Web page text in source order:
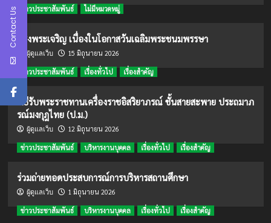
ข่าวประชาสัมพันธ์ ไม่มีหมวดหมู่
ทรงพระเจริญ เนื่องในโอกาสวันเฉลิมพระชนมพรรษา
ผู้ดูแลเว็บ 15 มิถุนายน 2026
ข่าวประชาสัมพันธ์ เรื่องทั่วไป เรื่องสำคัญ
พิธีรับพระราชทานเครื่องราชอิสริยาภรณ์ ชั้นสายสะพาย ประถมาภ
รณ์มงกุฎไทย (ป.ม.)
ผู้ดูแลเว็บ 12 มิถุนายน 2026
ข่าวประชาสัมพันธ์ บริหารงานบุคคล เรื่องทั่วไป เรื่องสำคัญ
ร่วมถ่ายทอดประสบการณ์การบริหารสถานศึกษา
ผู้ดูแลเว็บ 1 มิถุนายน 2026
ข่าวประชาสัมพันธ์ บริหารงานบุคคล เรื่องทั่วไป เรื่องสำคัญ
Contact Us